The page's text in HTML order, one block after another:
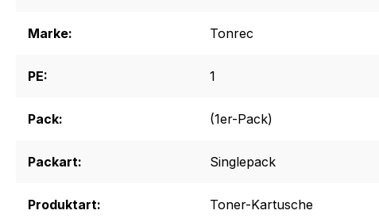
Marke: Tonrec
PE: 1
Pack: (1er-Pack)
Packart: Singlepack
Produktart: Toner-Kartusche